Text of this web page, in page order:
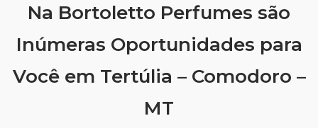
Na Bortoletto Perfumes são
Inúmeras Oportunidades para
Você em Tertúlia – Comodoro –
MT